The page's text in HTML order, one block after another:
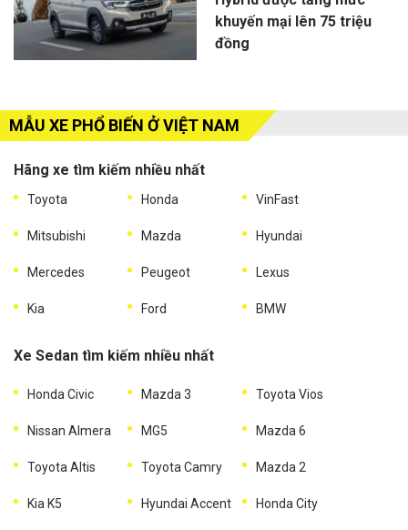
khuyến mại lên 75 triệu
đồng
MẪU XE PHỔ BIẾN Ở VIỆT NAM
Hãng xe tìm kiếm nhiều nhất
Toyota Honda VinFast
Mitsubishi Mazda Hyundai
Mercedes Peugeot Lexus
Kia Ford BMW
Xe Sedan tìm kiếm nhiều nhất
Honda Civic Mazda 3 Toyota Vios
Nissan Almera MG5 Mazda 6
Toyota Altis Toyota Camry Mazda 2
Kia K5 Hyundai Accent Honda City